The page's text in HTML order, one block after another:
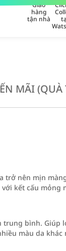
Giao
hàng
tận nhà
MÃI
trở nên mịn
kết cấu mỏng
bình. Giúp
màu da khác